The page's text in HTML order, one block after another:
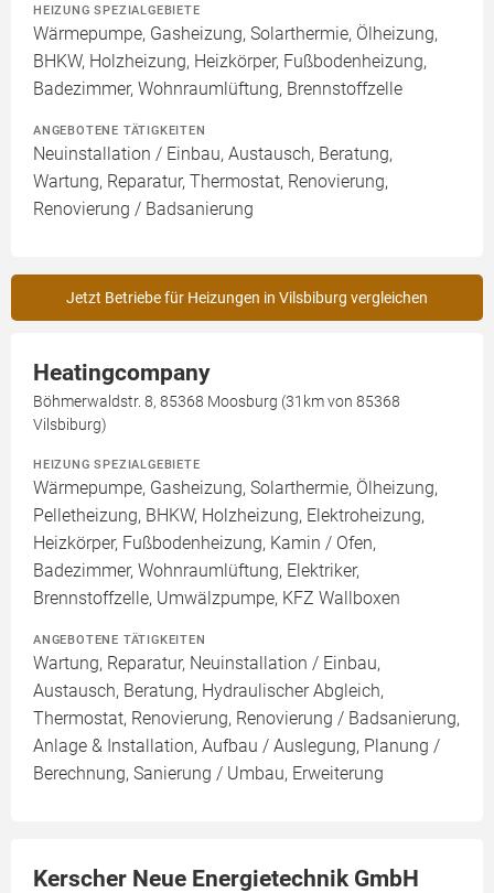
HEIZUNG SPEZIALGEBIETE
Wärmepumpe, Gasheizung, Solarthermie, Ölheizung,
BHKW, Holzheizung, Heizkörper, Fußbodenheizung,
Badezimmer, Wohnraumlüftung, Brennstoffzelle
ANGEBOTENE TÄTIGKEITEN
Neuinstallation / Einbau, Austausch, Beratung,
Wartung, Reparatur, Thermostat, Renovierung,
Renovierung / Badsanierung
Jetzt Betriebe für Heizungen in Vilsbiburg vergleichen
Heatingcompany
Böhmerwaldstr. 8, 85368 Moosburg (31km von 85368
Vilsbiburg)
HEIZUNG SPEZIALGEBIETE
Wärmepumpe, Gasheizung, Solarthermie, Ölheizung,
Pelletheizung, BHKW, Holzheizung, Elektroheizung,
Heizkörper, Fußbodenheizung, Kamin / Ofen,
Badezimmer, Wohnraumlüftung, Elektriker,
Brennstoffzelle, Umwälzpumpe, KFZ Wallboxen
ANGEBOTENE TÄTIGKEITEN
Wartung, Reparatur, Neuinstallation / Einbau,
Austausch, Beratung, Hydraulischer Abgleich,
Thermostat, Renovierung, Renovierung / Badsanierung,
Anlage & Installation, Aufbau / Auslegung, Planung /
Berechnung, Sanierung / Umbau, Erweiterung
Kerscher Neue Energietechnik GmbH